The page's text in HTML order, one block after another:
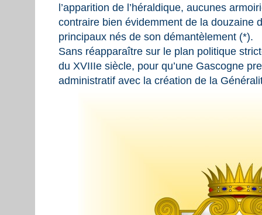
l’apparition de l’héraldique, aucunes
contraire bien évidemment de la douzaine
principaux nés de son démantèlement (*).
Sans réapparaître sur le plan politique
du XVIIIe siècle, pour qu’une Gascogne
administratif avec la création de la